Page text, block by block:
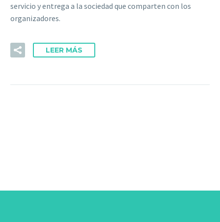
servicio y entrega a la sociedad que comparten con los
organizadores.
LEER MÁS